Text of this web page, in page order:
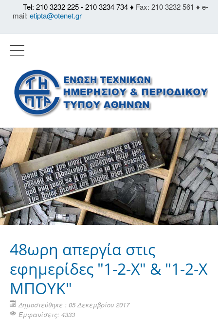
Tel: 210 3232 225 - 210 3234 734 ♦ Fax: 210 3232 561 ♦ e-
mail: etipta@otenet.gr
48ωρη απεργία στις
εφημερίδες "1-2-Χ" & "1-2-Χ
MΠΟΥΚ"
Δημοσιεύθηκε : 05 Δεκεμβρίου 2017
Εμφανίσεις: 4333